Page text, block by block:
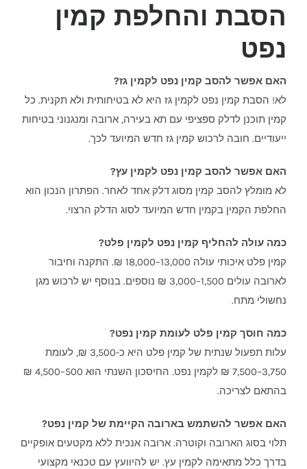
הסבת והחלפת קמין
נפט
האם אפשר להסב קמין נפט לקמין גז?
לא! הסבת קמין נפט לקמין גז היא לא בטיחותית ולא תקנית. כל
קמין תוכנן לדלק ספציפי עם תא בעירה, ארובה ומנגנוני בטיחות
ייעודיים. חובה לרכוש קמין גז חדש המיועד לכך.
האם אפשר להסב קמין נפט לקמין עץ?
לא מומלץ להסב קמין מסוג דלק אחד לאחר. הפתרון הנכון הוא
החלפת הקמין בקמין חדש המיועד לסוג הדלק הרצוי.
כמה עולה להחליף קמין נפט לקמין פלט?
קמין פלט איכותי עולה 13,000–18,000 ₪. התקנה וחיבור
לארובה עולים 1,500–3,000 ₪ נוספים. בנוסף יש לרכוש מגן
נחשולי מתח.
כמה חוסך קמין פלט לעומת קמין נפט?
עלות תפעול שנתית של קמין פלט היא כ-3,500 ₪, לעומת
3,750–7,500 ₪ לקמין נפט. החיסכון השנתי הוא 500–4,500 ₪
בהתאם לצריכה.
האם אפשר להשתמש בארובה הקיימת של קמין נפט?
תלוי בסוג הארובה וקוטרה. ארובה אנכית ללא מקטעים אופקיים
בדרך כלל מתאימה לקמין עץ. יש להיוועץ עם טכנאי מקצועי